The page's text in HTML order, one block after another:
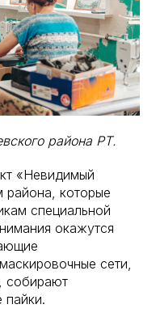
района РТ.
«Невидимый
которые
специальной
окажутся
сети,
собирают
пайки.